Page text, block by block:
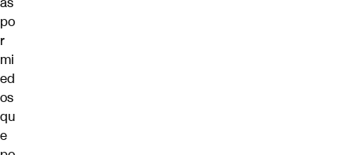
po
r
mi
ed
os
qu
e